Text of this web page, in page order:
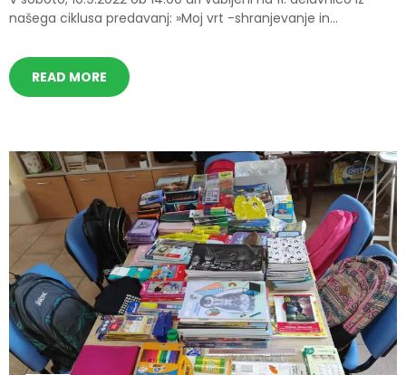
našega ciklusa predavanj: »Moj vrt -shranjevanje in...
READ MORE